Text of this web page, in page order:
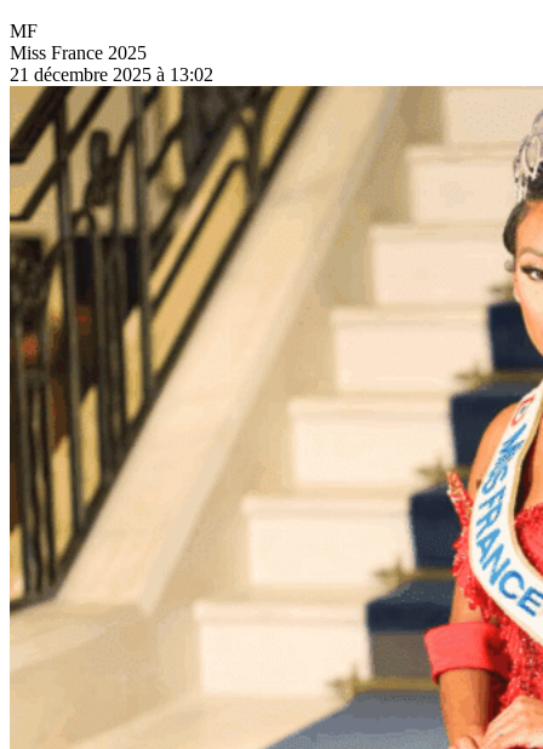
MF
Miss France 2025
21 décembre 2025 à 13:02